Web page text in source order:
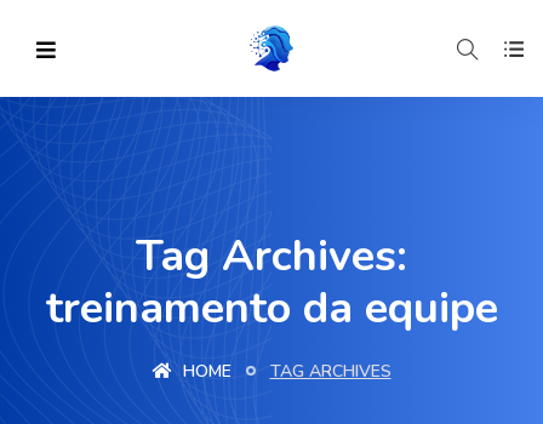
Tag Archives:
treinamento da equipe
HOME TAG ARCHIVES